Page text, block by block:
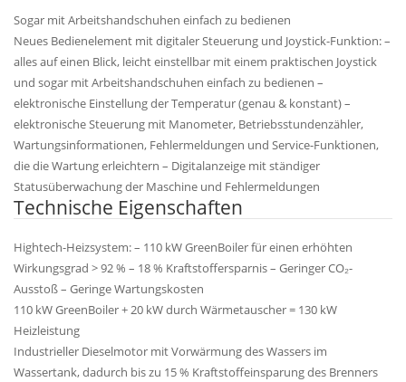
Sogar mit Arbeitshandschuhen einfach zu bedienen
Neues Bedienelement mit digitaler Steuerung und Joystick-Funktion: –
alles auf einen Blick, leicht einstellbar mit einem praktischen Joystick
und sogar mit Arbeitshandschuhen einfach zu bedienen –
elektronische Einstellung der Temperatur (genau & konstant) –
elektronische Steuerung mit Manometer, Betriebsstundenzähler,
Wartungsinformationen, Fehlermeldungen und Service-Funktionen,
die die Wartung erleichtern – Digitalanzeige mit ständiger
Statusüberwachung der Maschine und Fehlermeldungen
Technische Eigenschaften
Hightech-Heizsystem: – 110 kW GreenBoiler für einen erhöhten
Wirkungsgrad > 92 % – 18 % Kraftstoffersparnis – Geringer CO₂-
Ausstoß – Geringe Wartungskosten
110 kW GreenBoiler + 20 kW durch Wärmetauscher = 130 kW
Heizleistung
Industrieller Dieselmotor mit Vorwärmung des Wassers im
Wassertank, dadurch bis zu 15 % Kraftstoffeinsparung des Brenners